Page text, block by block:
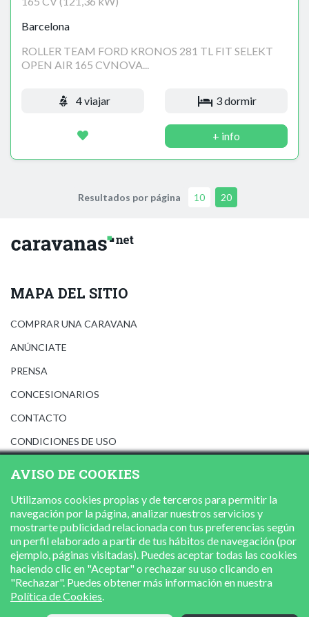
Barcelona
ROLLER TEAM FORD KRONOS 281 TL FIT SELEKT
OPEN AIR 165 CVNOVA...
4 viajar 3 dormir
+ info
Resultados por página 10 20
MAPA DEL SITIO
COMPRAR UNA CARAVANA
ANÚNCIATE
PRENSA
CONCESIONARIOS
CONTACTO
CONDICIONES DE USO
POLÍTICA DE COOKIES
AVISO DE COOKIES
Utilizamos cookies propias y de terceros para permitir la
navegación por la página, analizar nuestros servicios y
mostrarte publicidad relacionada con tus preferencias según
un perfil elaborado a partir de tus hábitos de navegación (por
ejemplo, páginas visitadas). Puedes aceptar todas las cookies
haciendo clic en "Aceptar" o rechazar su uso clicando en
"Rechazar". Puedes obtener más información en nuestra
Política de Cookies.